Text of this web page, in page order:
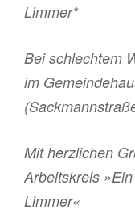
Limmer*
Bei schlechtem
im
Mit herzlichen
Arbeitskreis
Limmer«